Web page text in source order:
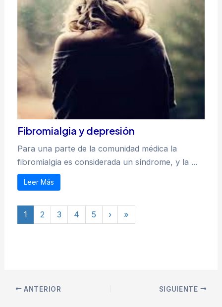
Fibromialgia y depresión
Para una parte de la comunidad médica la
fibromialgia es considerada un síndrome, y la ...
Leer Más
1 2 3 4 5 › »
ANTERIOR SIGUIENTE